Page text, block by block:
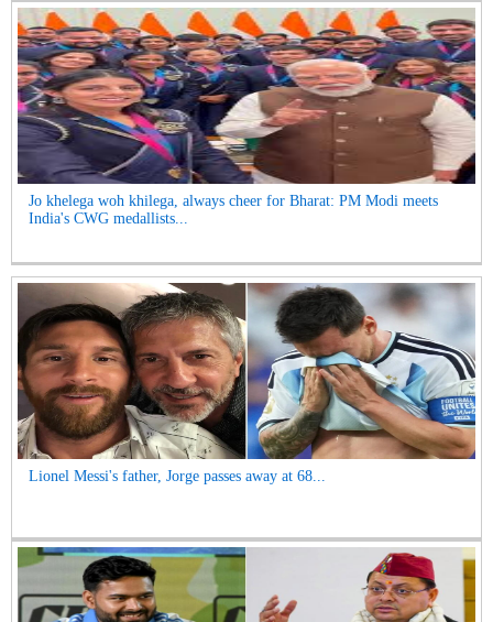
Jo khelega woh khilega, always cheer for Bharat: PM Modi meets
India's CWG medallists...
Lionel Messi's father, Jorge passes away at 68...